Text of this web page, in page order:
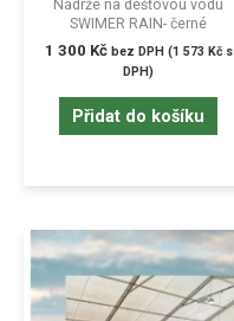
Nádrže na dešťovou vodu
SWIMER RAIN- černé
1 300 Kč bez DPH (1 573 Kčs
DPH)
Přidat do košíku